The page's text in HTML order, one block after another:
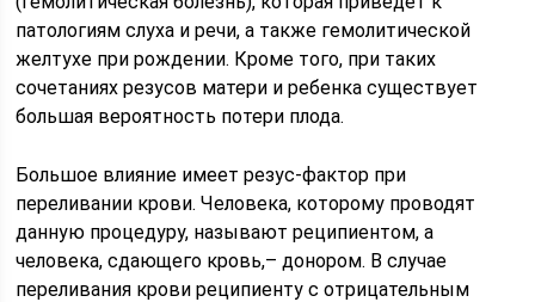
патологиям слуха и речи, а также гемолитической
желтухе при рождении. Кроме того, при таких
сочетаниях резусов матери и ребенка существует
большая вероятность потери плода.
Большое влияние имеет резус-фактор при
переливании крови. Человека, которому проводят
данную процедуру, называют реципиентом, а
человека, сдающего кровь,– донором. В случае
переливания крови реципиенту с отрицательным